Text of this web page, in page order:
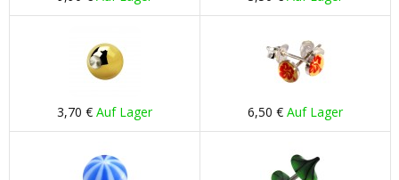
3,70 € Auf Lager 6,50 € Auf Lager